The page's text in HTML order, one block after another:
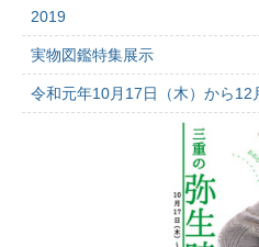
2019
実物図鑑特集展示
令和元年10月17日（木）から12